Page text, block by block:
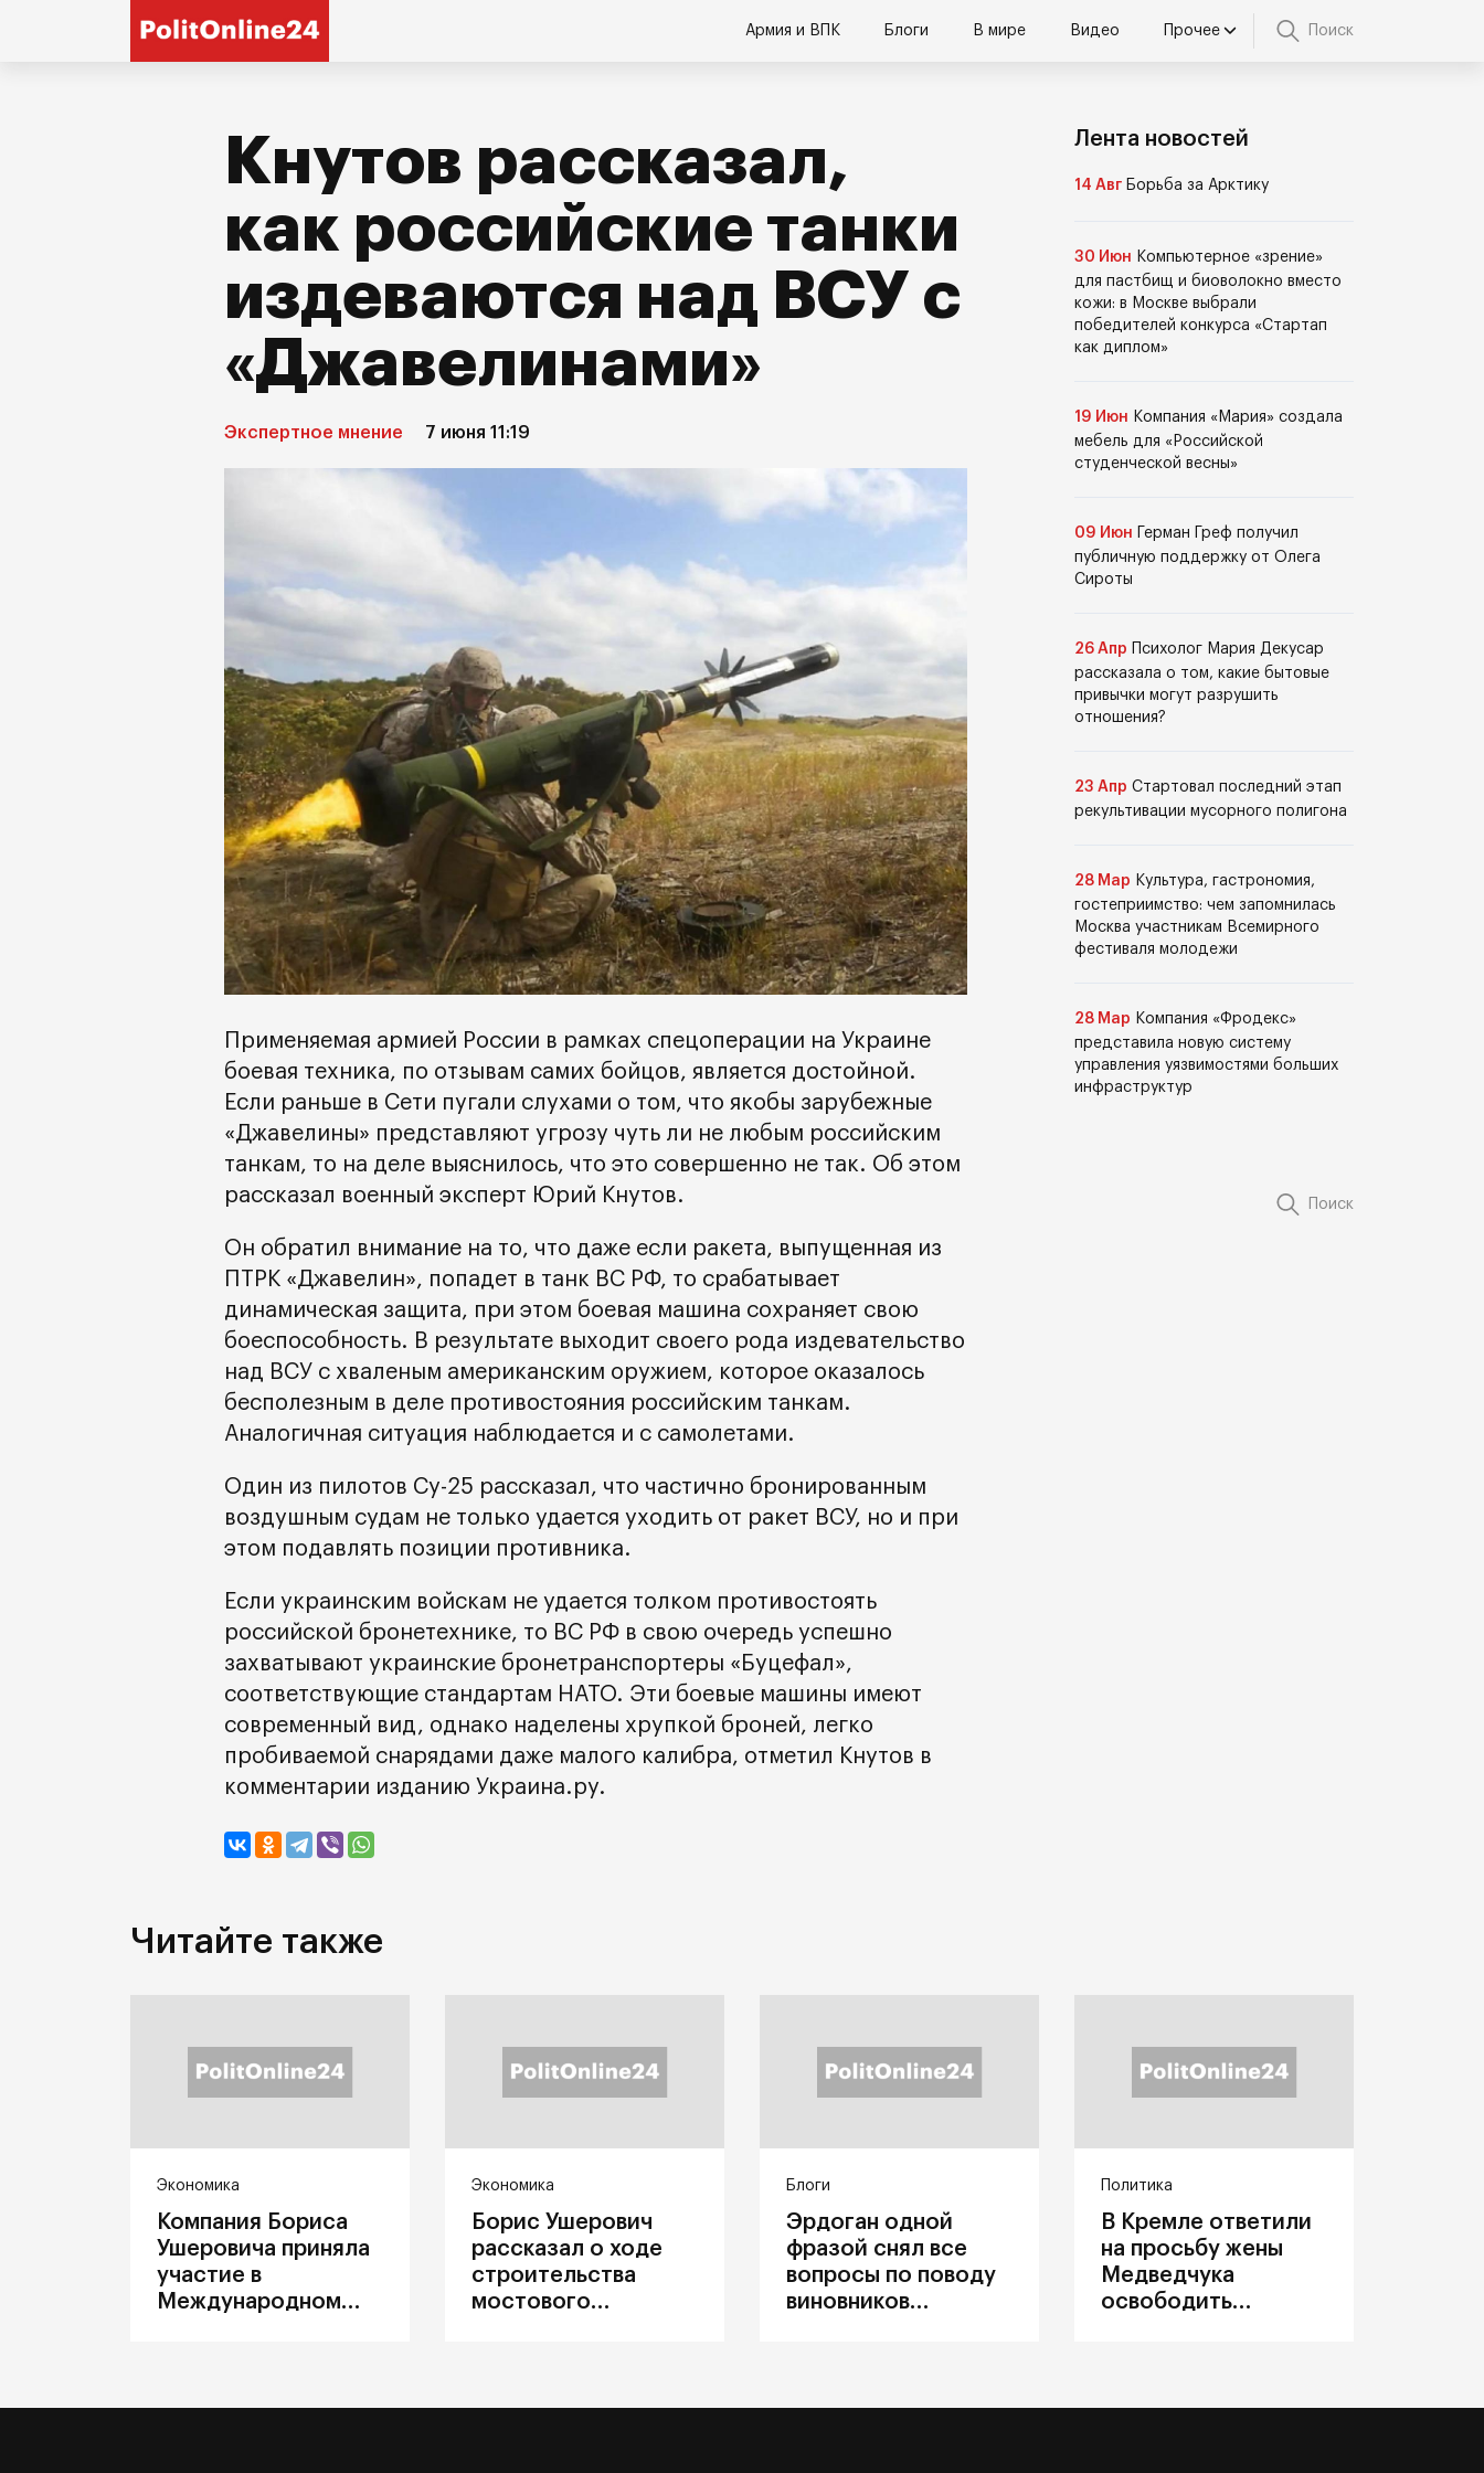
Армия и ВПК Блоги В мире Видео Прочее Поиск
Кнутов рассказал,
как российские танки
издеваются над ВСУ с
«Джавелинами»
Экспертное мнение 7 июня 11:19
Применяемая армией России в рамках спецоперации на Украине
боевая техника, по отзывам самих бойцов, является достойной.
Если раньше в Сети пугали слухами о том, что якобы зарубежные
«Джавелины» представляют угрозу чуть ли не любым российским
танкам, то на деле выяснилось, что это совершенно не так. Об этом
рассказал военный эксперт Юрий Кнутов.
Он обратил внимание на то, что даже если ракета, выпущенная из
ПТРК «Джавелин», попадет в танк ВС РФ, то срабатывает
динамическая защита, при этом боевая машина сохраняет свою
боеспособность. В результате выходит своего рода издевательство
над ВСУ с хваленым американским оружием, которое оказалось
бесполезным в деле противостояния российским танкам.
Аналогичная ситуация наблюдается и с самолетами.
Один из пилотов Су-25 рассказал, что частично бронированным
воздушным судам не только удается уходить от ракет ВСУ, но и при
этом подавлять позиции противника.
Если украинским войскам не удается толком противостоять
российской бронетехнике, то ВС РФ в свою очередь успешно
захватывают украинские бронетранспортеры «Буцефал»,
соответствующие стандартам НАТО. Эти боевые машины имеют
современный вид, однако наделены хрупкой броней, легко
пробиваемой снарядами даже малого калибра, отметил Кнутов в
комментарии изданию Украина.ру.
Лента новостей
14 Авг Борьба за Арктику
30 Июн Компьютерное «зрение»
для пастбищ и биоволокно вместо
кожи: в Москве выбрали
победителей конкурса «Стартап
как диплом»
19 Июн Компания «Мария» создала
мебель для «Российской
студенческой весны»
09 Июн
Герман Греф получил
публичную поддержку от Олега
Сироты
26 Апр
Психолог Мария Декусар
рассказала о том, какие бытовые
привычки могут разрушить
отношения?
23 Апр Стартовал последний этап
рекультивации мусорного полигона
28 Мар Культура, гастрономия,
гостеприимство: чем запомнилась
Москва участникам Всемирного
фестиваля молодежи
28 Мар Компания «Фродекс»
представила новую систему
управления уязвимостями больших
инфраструктур
Поиск
Читайте также
Экономика
Компания Бориса
Ушеровича приняла
участие в
Международном
Экономика
Борис Ушерович
рассказал о ходе
строительства
мостового
Блоги
Эрдоган одной
фразой снял все
вопросы по поводу
виновников
Политика
В Кремле ответили
на просьбу жены
Медведчука
освободить